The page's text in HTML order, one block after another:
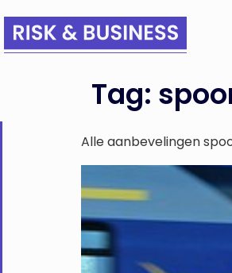
Tag:
Alle aanbevelingen